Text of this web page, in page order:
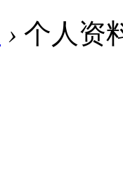
› 个人资